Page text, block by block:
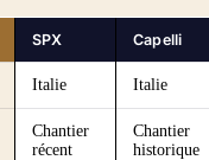
SPX Capelli
Italie Italie
Chantier
récent
Chantier
historique